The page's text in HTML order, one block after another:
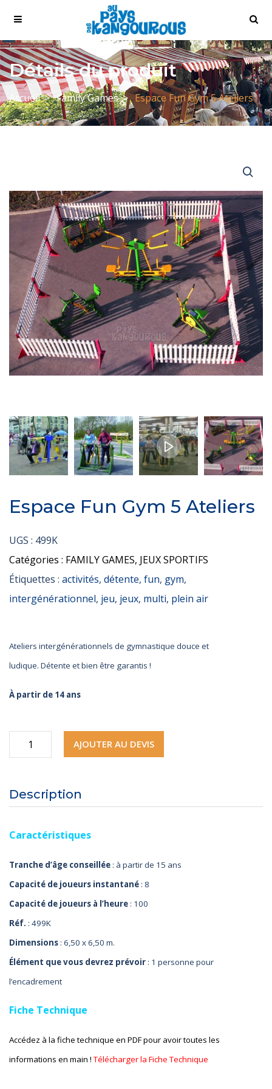
Détails du produit
Accueil Family Games Espace Fun Gym 5 Ateliers
Espace Fun Gym 5 Ateliers
UGS : 499K
Catégories : FAMILY GAMES, JEUX SPORTIFS
Étiquettes : activités, détente, fun, gym,
intergénérationnel, jeu, jeux, multi, plein air
Ateliers intergénérationnels de gymnastique douce et
ludique. Détente et bien être garantis !
À partir de 14 ans
quantité
de
Fun
5
AJOUTER AU DEVIS
Description
Caractéristiques
Tranche d’âge conseillée : à partir de 15 ans
Capacité de joueurs instantané : 8
Capacité de joueurs à l’heure : 100
Réf. : 499K
Dimensions : 6,50 x 6,50 m.
Élément que vous devrez prévoir : 1 personne pour
l’encadrement
Fiche Technique
Accédez à la fiche technique en PDF pour avoir toutes les
informations en main !Télécharger la Fiche Technique